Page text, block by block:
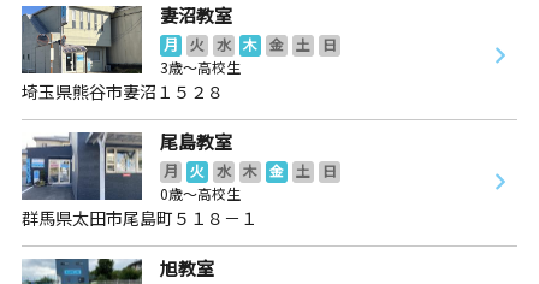
妻沼教室
月 火 水 木 金 土
日
3歳～高校生
埼玉県熊谷市妻沼１５２８
尾島教室
月 火 水 木 金 土
日
0歳～高校生
群馬県太田市尾島町５１８－１
旭教室